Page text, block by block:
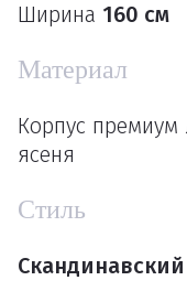
Ширина 160 см
Материал
Корпус премиум
ясеня
Стиль
Скандинавский